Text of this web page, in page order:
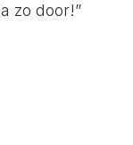
zo door!”